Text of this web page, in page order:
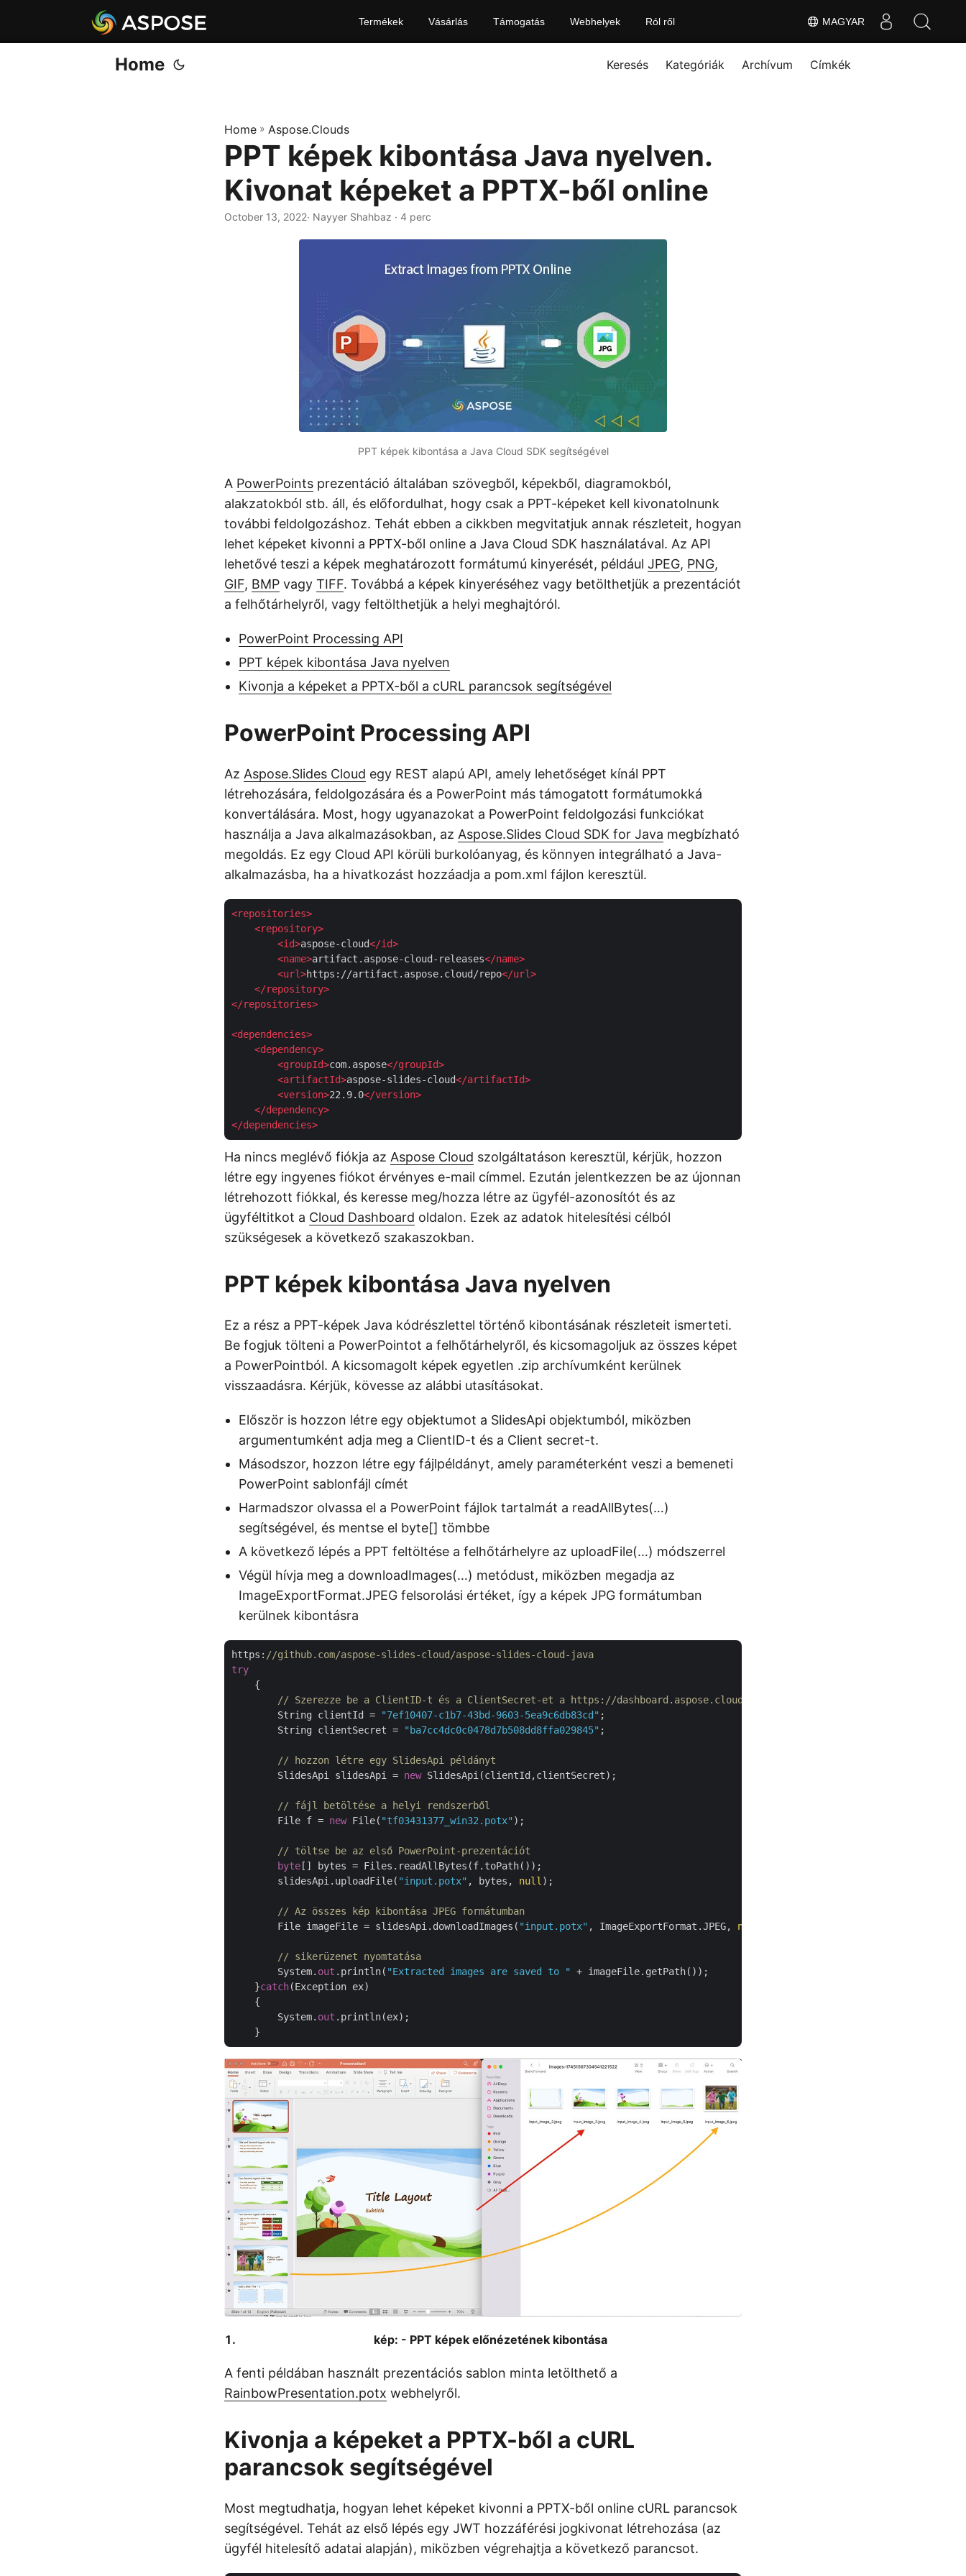
MAGYAR
Termékek Vásárlás Támogatás Webhelyek Ról ről
Home Keresés Kategóriák Archívum Címkék
Home » Aspose.Clouds
PPT képek kibontása Java nyelven.
Kivonat képeket a PPTX-ből online
October 13, 2022· Nayyer Shahbaz · 4 perc
PPT képek kibontása a Java Cloud SDK segítségével
A PowerPoints prezentáció általában szövegből, képekből, diagramokból,
alakzatokból stb. áll, és előfordulhat, hogy csak a PPT-képeket kell kivonatolnunk
további feldolgozáshoz. Tehát ebben a cikkben megvitatjuk annak részleteit, hogyan
lehet képeket kivonni a PPTX-ből online a Java Cloud SDK használatával. Az API
lehetővé teszi a képek meghatározott formátumú kinyerését, például JPEG, PNG,
GIF, BMP vagy TIFF. Továbbá a képek kinyeréséhez vagy betölthetjük a prezentációt
a felhőtárhelyről, vagy feltölthetjük a helyi meghajtóról.
PowerPoint Processing API
PPT képek kibontása Java nyelven
Kivonja a képeket a PPTX-ből a cURL parancsok segítségével
PowerPoint Processing API
Az Aspose.Slides Cloud egy REST alapú API, amely lehetőséget kínál PPT
létrehozására, feldolgozására és a PowerPoint más támogatott formátumokká
konvertálására. Most, hogy ugyanazokat a PowerPoint feldolgozási funkciókat
használja a Java alkalmazásokban, az Aspose.Slides Cloud SDK for Java megbízható
megoldás. Ez egy Cloud API körüli burkolóanyag, és könnyen integrálható a Java-
alkalmazásba, ha a hivatkozást hozzáadja a pom.xml fájlon keresztül.
<repositories>
<repository>
<id>aspose-cloud</id>
<name>artifact.aspose-cloud-releases</name>
<url>https://artifact.aspose.cloud/repo</url>
</repository>
</repositories>
<dependencies>
<dependency>
<groupId>com.aspose</groupId>
<artifactId>aspose-slides-cloud</artifactId>
<version>22.9.0</version>
</dependency>
</dependencies>
Ha nincs meglévő fiókja az Aspose Cloud szolgáltatáson keresztül, kérjük, hozzon
létre egy ingyenes fiókot érvényes e-mail címmel. Ezután jelentkezzen be az újonnan
létrehozott fiókkal, és keresse meg/hozza létre az ügyfél-azonosítót és az
ügyféltitkot a Cloud Dashboard oldalon. Ezek az adatok hitelesítési célból
szükségesek a következő szakaszokban.
PPT képek kibontása Java nyelven
Ez a rész a PPT-képek Java kódrészlettel történő kibontásának részleteit ismerteti.
Be fogjuk tölteni a PowerPointot a felhőtárhelyről, és kicsomagoljuk az összes képet
a PowerPointból. A kicsomagolt képek egyetlen .zip archívumként kerülnek
visszaadásra. Kérjük, kövesse az alábbi utasításokat.
Először is hozzon létre egy objektumot a SlidesApi objektumból, miközben
argumentumként adja meg a ClientID-t és a Client secret-t.
Másodszor, hozzon létre egy fájlpéldányt, amely paraméterként veszi a bemeneti
PowerPoint sablonfájl címét
Harmadszor olvassa el a PowerPoint fájlok tartalmát a readAllBytes(…)
segítségével, és mentse el byte[] tömbbe
A következő lépés a PPT feltöltése a felhőtárhelyre az uploadFile(…) módszerrel
Végül hívja meg a downloadImages(…) metódust, miközben megadja az
ImageExportFormat.JPEG felsorolási értéket, így a képek JPG formátumban
kerülnek kibontásra
https: //github.com/aspose-slides-cloud/aspose-slides-cloud-java
try
    {
// Szerezze be a ClientID-t és a ClientSecret-et a https://dashboard.aspose.cloud/ webhelyről
	String clientId =
"7ef10407-c1b7-43bd-9603-5ea9c6db83cd" ;
	String clientSecret =
"ba7cc4dc0c0478d7b508dd8ffa029845" ;
// hozzon létre egy SlidesApi példányt
	SlidesApi slidesApi =
new SlidesApi(clientId,clientSecret);
// fájl betöltése a helyi rendszerből
	File f =
new File( "tf03431377_win32.potx" );
// töltse be az első PowerPoint-prezentációt
byte [] bytes = Files.readAllBytes(f.toPath());
	slidesApi.uploadFile(
"input.potx" , bytes, null );
// Az összes kép kibontása JPEG formátumban
	File imageFile = slidesApi.downloadImages(
"input.potx" , ImageExportFormat.JPEG, null
// sikerüzenet nyomtatása
	System.
out .println( "Extracted images are saved to "
+ imageFile.getPath());
    }
catch(Exception ex)
    {
	System.
out .println(ex);
kép: - PPT képek előnézetének kibontása
A fenti példában használt prezentációs sablon minta letölthető a
RainbowPresentation.potx webhelyről.
Kivonja a képeket a PPTX-ből a cURL
parancsok segítségével
Most megtudhatja, hogyan lehet képeket kivonni a PPTX-ből online cURL parancsok
segítségével. Tehát az első lépés egy JWT hozzáférési jogkivonat létrehozása (az
ügyfél hitelesítő adatai alapján), miközben végrehajtja a következő parancsot.